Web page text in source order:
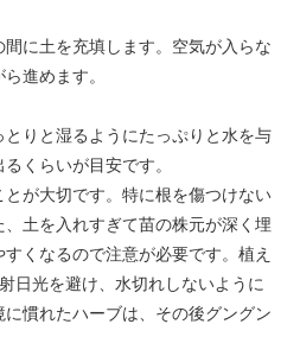
に土を充填します。空気が入らな
進めます。
りと湿るようにたっぷりと水を与
くらいが目安です。
が大切です。特に根を傷つけない
土を入れすぎて苗の株元が深く埋
くなるので注意が必要です。植え
日光を避け、水切れしないように
慣れたハーブは、その後グングン